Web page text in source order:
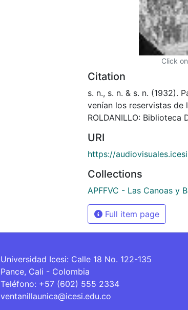
Click
Citation
s. n., s. n. & s. n. (1932).
venían los reservistas de
ROLDANILLO:
URI
https://
Collections
APFFVC - Las Canoas y
Full item page
Universidad Icesi: Calle 18 No. 122-135
Pance, Cali - Colombia
Teléfono: +57 (602) 555 2334
ventanillaunica@icesi.edu.co